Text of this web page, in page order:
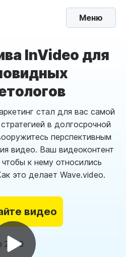
Меню
InVideo для
стал для вас самой
в долгосрочной
перспективным
видео. Ваш видеоконтент
к нему относились
это делает Wave.video.
видео